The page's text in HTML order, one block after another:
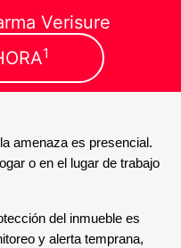
Verisure
1
amenaza es presencial.
o en el lugar de trabajo
del inmueble es
y alerta temprana,